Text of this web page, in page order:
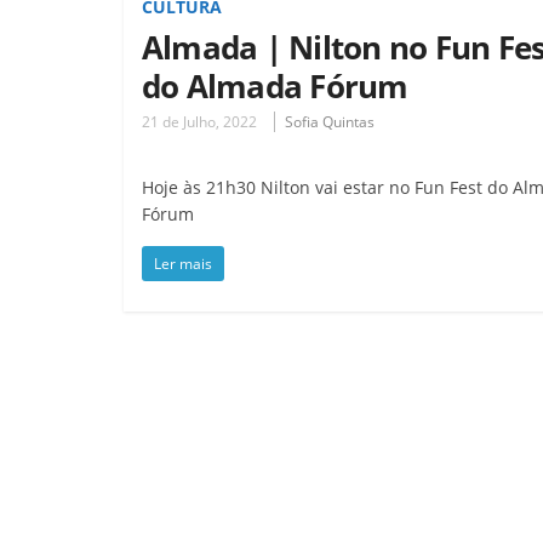
CULTURA
Almada | Nilton no Fun
do Almada Fórum
21 de Julho, 2022 Sofia Quintas
Hoje às 21h30 Nilton vai estar no Fun Fest do
Fórum
Ler mais